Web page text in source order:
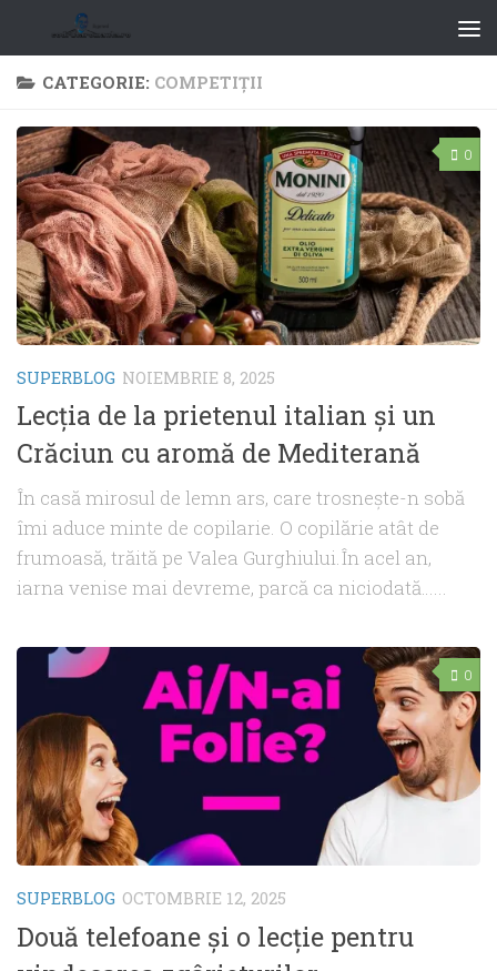
CATEGORIE: COMPETIŢII
0
SUPERBLOG NOIEMBRIE 8, 2025
Lecția de la prietenul italian și un
Crăciun cu aromă de Mediterană
În casă mirosul de lemn ars, care trosnește-n sobă
îmi aduce minte de copilarie. O copilărie atât de
frumoasă, trăită pe Valea Gurghiului.În acel an,
iarna venise mai devreme, parcă ca niciodată…...
0
SUPERBLOG OCTOMBRIE 12, 2025
Două telefoane și o lecție pentru